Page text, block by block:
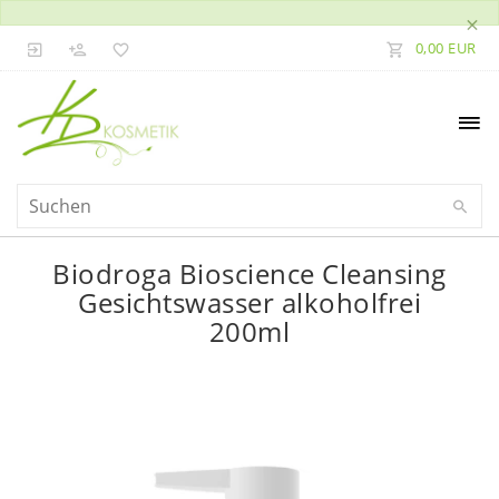
×
0,00 EUR
Biodroga Bioscience Cleansing
Gesichtswasser alkoholfrei
200ml